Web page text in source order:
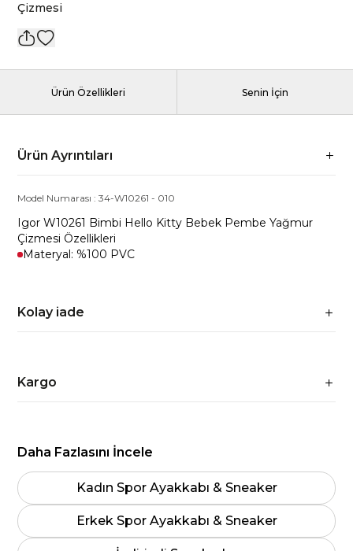
Çizmesi
Ürün Özellikleri Senin İçin
Ürün Ayrıntıları
Model Numarası :34-W10261 - 010
Igor W10261 Bimbi Hello Kitty Bebek Pembe Yağmur
Çizmesi Özellikleri
Materyal: %100 PVC
Kolay iade
Kargo
Daha Fazlasını İncele
Kadın Spor Ayakkabı & Sneaker
Erkek Spor Ayakkabı & Sneaker